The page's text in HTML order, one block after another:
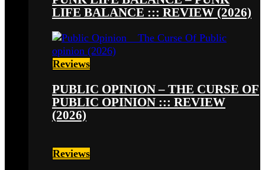
LIFE BALANCE ::: REVIEW (2026)
Reviews
PUBLIC OPINION – THE CURSE OF
PUBLIC OPINION ::: REVIEW
(2026)
Reviews